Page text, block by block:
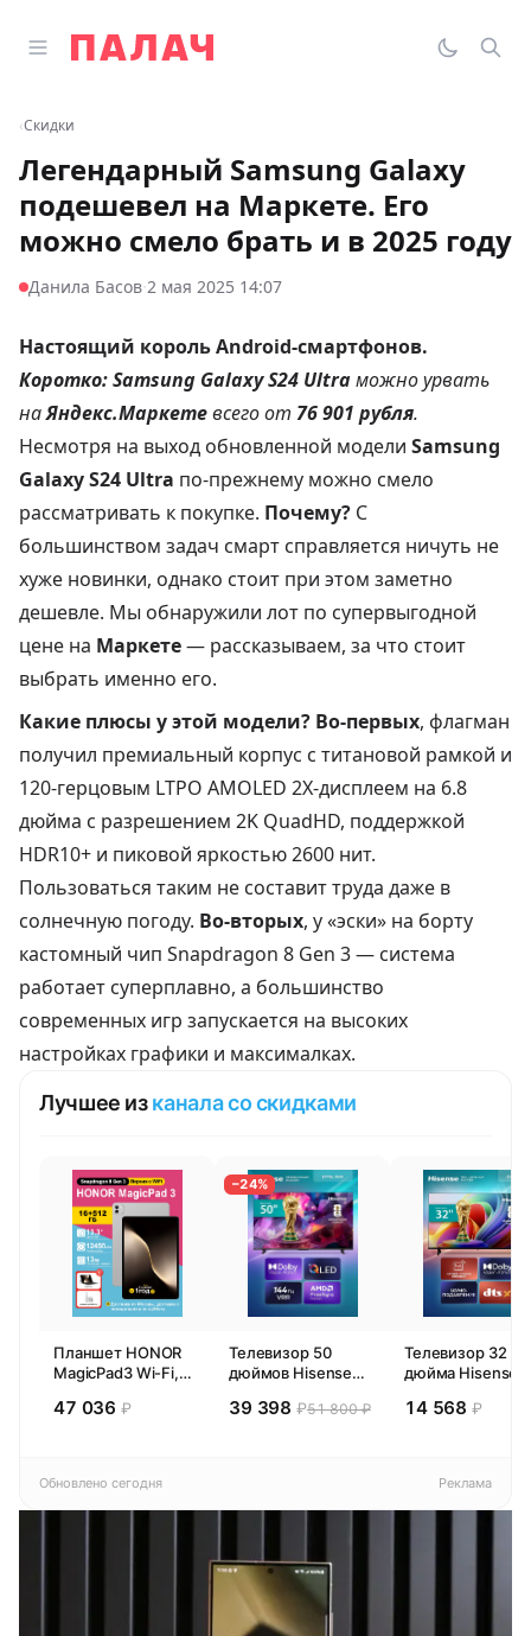
Открыть главное меню
Палач
‹Скидки
Легендарный Samsung Galaxy
подешевел на Маркете. Его
можно смело брать и в 2025 году
Данила Басов·2 мая 2025 14:07
Настоящий король Android-смартфонов.
Коротко:Samsung Galaxy S24 Ultraможно урвать
наЯндекс.Маркетевсего от 76 901 рубля.
Несмотря на выход обновленной модели Samsung
Galaxy S24 Ultra по-прежнему можно смело
рассматривать к покупке. Почему? С
большинством задач смарт справляется ничуть не
хуже новинки, однако стоит при этом заметно
дешевле. Мы обнаружили лот по супервыгодной
цене на Маркете— рассказываем, за что стоит
выбрать именно его.
Какие плюсы у этой модели? Во-первых, флагман
получил премиальный корпус с титановой рамкой и
120-герцовым LTPO AMOLED 2X-дисплеем на 6.8
дюйма с разрешением 2K QuadHD, поддержкой
HDR10+ и пиковой яркостью 2600 нит.
Пользоваться таким не составит труда даже в
солнечную погоду. Во-вторых, у «эски» на борту
кастомный чип Snapdragon 8 Gen 3 — система
работает суперплавно, а большинство
современных игр запускается на высоких
настройках графики и максималках.
Лучшее изканала со скидками
Планшет HONOR
MagicPad3 Wi-Fi,
Snapdragon 8,
47 036 ₽
−24%
Телевизор 50
дюймов Hisense
(2026) Смарт ТВ
39 398 ₽51 800 ₽
Телевизор 32
дюйма Hisense
Смарт ТВ HD
14 568 ₽
Обновлено сегодня Реклама